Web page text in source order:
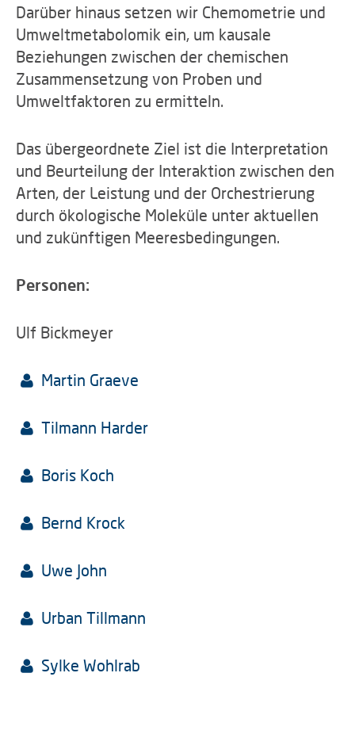
Darüber hinaus setzen wir Chemometrie und
Umweltmetabolomik ein, um kausale
Beziehungen zwischen der chemischen
Zusammensetzung von Proben und
Umweltfaktoren zu ermitteln.
Das übergeordnete Ziel ist die Interpretation
und Beurteilung der Interaktion zwischen den
Arten, der Leistung und der Orchestrierung
durch ökologische Moleküle unter aktuellen
und zukünftigen Meeresbedingungen.
Personen:
Ulf Bickmeyer
Martin Graeve
Tilmann Harder
Boris Koch
Bernd Krock
Uwe John
Urban Tillmann
Sylke Wohlrab